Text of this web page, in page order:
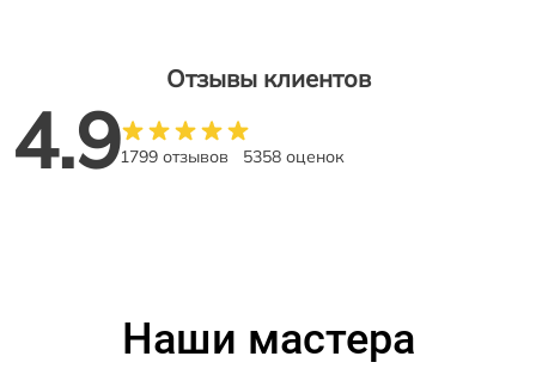
Отзывы клиентов
4.91799 отзывов 5358 оценок
Наши мастера